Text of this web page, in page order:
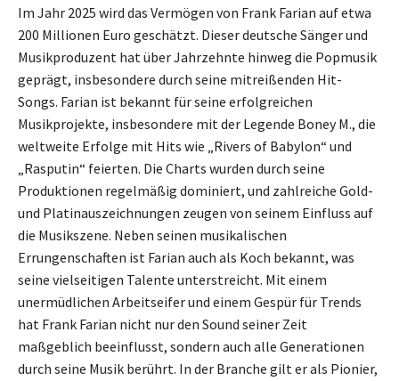
Im Jahr 2025 wird das Vermögen von Frank Farian auf etwa
200 Millionen Euro geschätzt. Dieser deutsche Sänger und
Musikproduzent hat über Jahrzehnte hinweg die Popmusik
geprägt, insbesondere durch seine mitreißenden Hit-
Songs. Farian ist bekannt für seine erfolgreichen
Musikprojekte, insbesondere mit der Legende Boney M., die
weltweite Erfolge mit Hits wie „Rivers of Babylon“ und
„Rasputin“ feierten. Die Charts wurden durch seine
Produktionen regelmäßig dominiert, und zahlreiche Gold-
und Platinauszeichnungen zeugen von seinem Einfluss auf
die Musikszene. Neben seinen musikalischen
Errungenschaften ist Farian auch als Koch bekannt, was
seine vielseitigen Talente unterstreicht. Mit einem
unermüdlichen Arbeitseifer und einem Gespür für Trends
hat Frank Farian nicht nur den Sound seiner Zeit
maßgeblich beeinflusst, sondern auch alle Generationen
durch seine Musik berührt. In der Branche gilt er als Pionier,